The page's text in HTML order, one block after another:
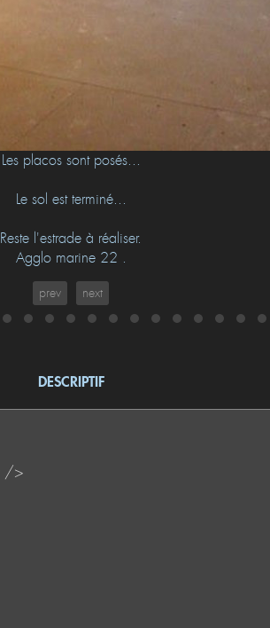
Les placos sont posés...
Le sol est terminé...
Reste l'estrade à réaliser.
Agglo marine 22 .
prev next
DESCRIPTIF